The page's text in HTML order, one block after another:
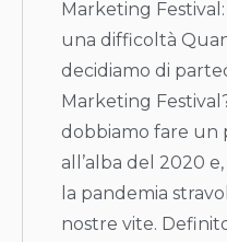
Marketing
una difficoltà
decidiamo di
Marketing
dobbiamo fare un
all’alba del 2020
la pandemia
nostre vite.